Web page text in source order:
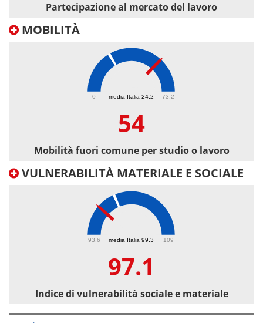
Partecipazione al mercato del lavoro
MOBILITÀ
media Italia 24.2
0 73.2
54
Mobilità fuori comune per studio o lavoro
VULNERABILITÀ MATERIALE E SOCIALE
media Italia 99.3
93.6 109
97.1
Indice di vulnerabilità sociale e materiale